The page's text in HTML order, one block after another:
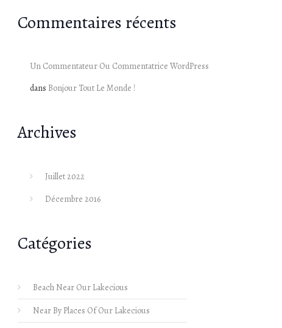
Commentaires récents
Un Commentateur Ou Commentatrice WordPress
dans Bonjour Tout Le Monde !
Archives
Juillet 2022
Décembre 2016
Catégories
Beach Near Our Lakecious
Near By Places Of Our Lakecious